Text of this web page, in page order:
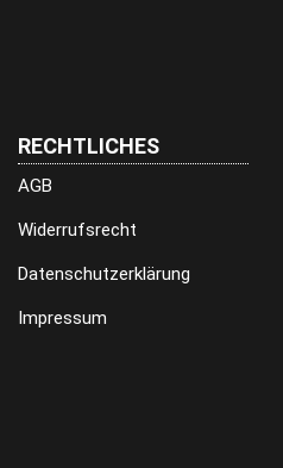
RECHTLICHES
AGB
Widerrufsrecht
Datenschutzerklärung
Impressum